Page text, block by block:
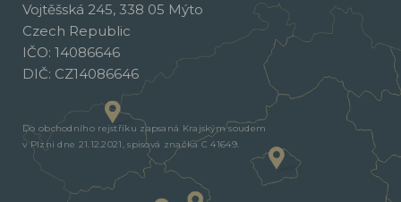
Vojtěšská 245, 338 05 Mýto
Czech Republic
IČO: 14086646
DIČ: CZ14086646
Do obchodního rejstříku zapsaná Krajským soudem
v Plzni dne 21.12.2021, spisová značka C 41649.